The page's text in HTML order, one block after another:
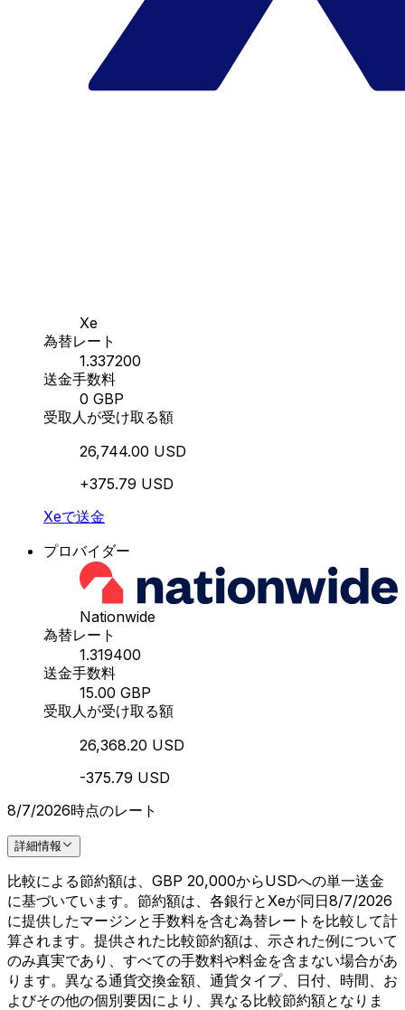
Xe
為替レート
1.337200
送金手数料
0 GBP
受取人が受け取る額
26,744.00 USD
+375.79 USD
Xeで送金
プロバイダー
Nationwide
為替レート
1.319400
送金手数料
15.00 GBP
受取人が受け取る額
26,368.20 USD
-375.79 USD
8/7/2026時点のレート
詳細情報
比較による節約額は、GBP 20,000からUSDへの単一送金
に基づいています。節約額は、各銀行とXeが同日8/7/2026
に提供したマージンと手数料を含む為替レートを比較して計
算されます。提供された比較節約額は、示された例について
のみ真実であり、すべての手数料や料金を含まない場合があ
ります。異なる通貨交換金額、通貨タイプ、日付、時間、お
よびその他の個別要因により、異なる比較節約額となりま